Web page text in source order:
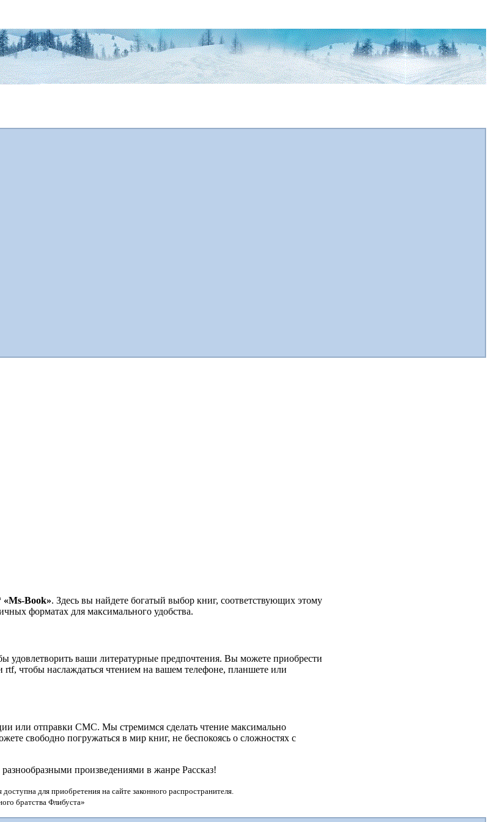
«Ms-Book». Здесь вы найдете богатый выбор книг, соответствующих этому
форматах для максимального удобства.
удовлетворить ваши литературные предпочтения. Вы можете приобрести
чтобы наслаждаться чтением на вашем телефоне, планшете или
или отправки СМС. Мы стремимся сделать чтение максимально
свободно погружаться в мир книг, не беспокоясь о сложностях с
произведениями в жанре Рассказ!
для приобретения на сайте законного распространителя.
братства Флибуста»